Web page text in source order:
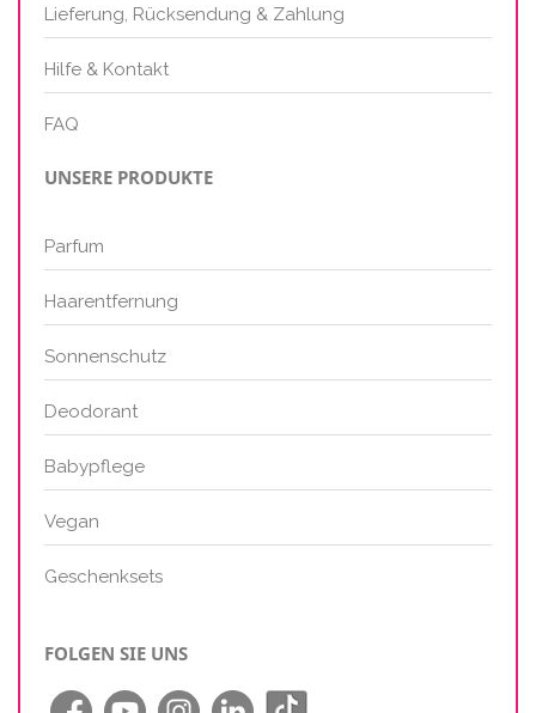
Lieferung, Rücksendung & Zahlung
Hilfe & Kontakt
FAQ
UNSERE PRODUKTE
Parfum
Haarentfernung
Sonnenschutz
Deodorant
Babypflege
Vegan
Geschenksets
FOLGEN SIE UNS